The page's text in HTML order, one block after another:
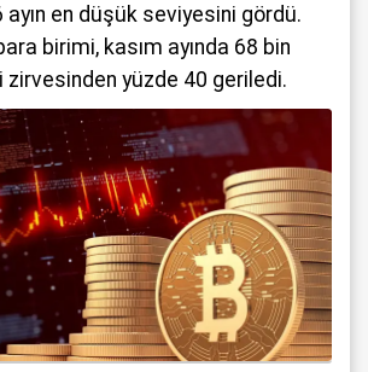
ayın en düşük seviyesini gördü.
birimi, kasım ayında 68 bin
zirvesinden yüzde 40 geriledi.